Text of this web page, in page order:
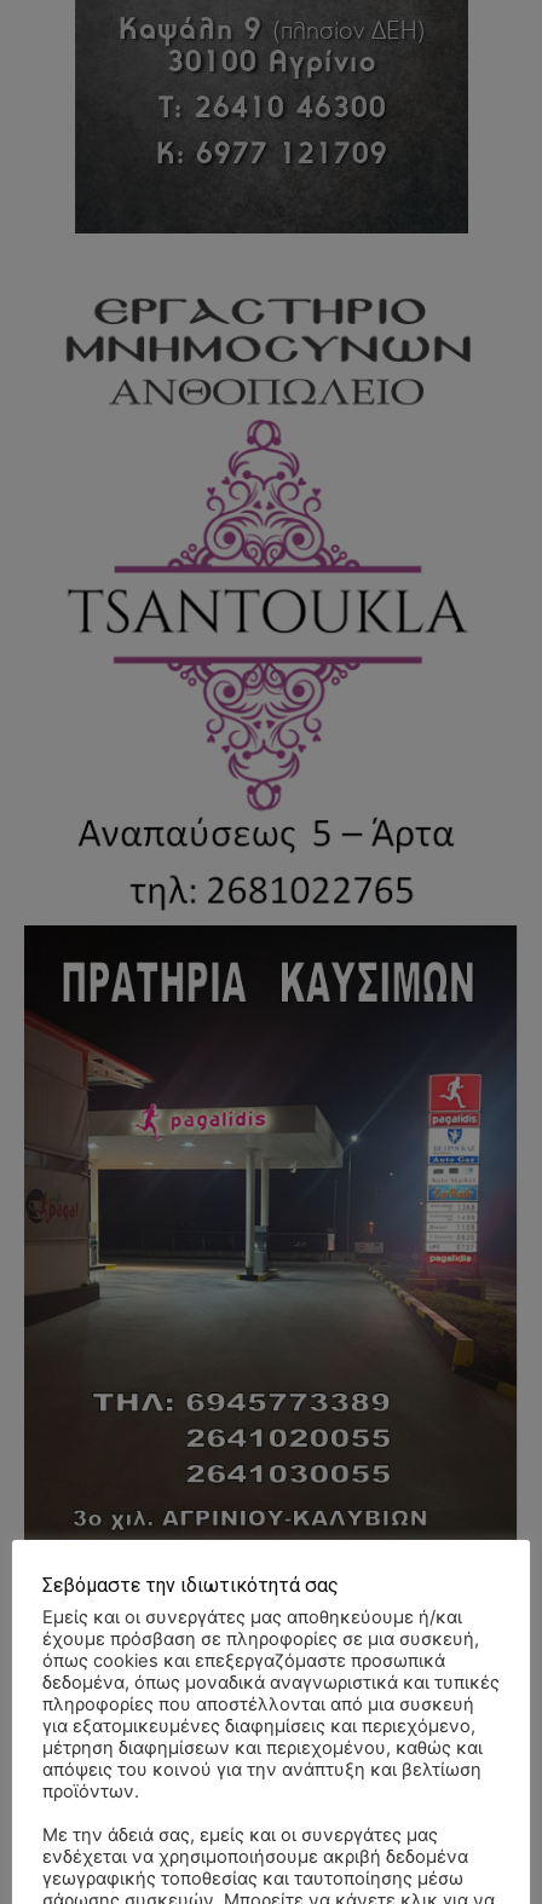
Σεβόμαστε την ιδιωτικότητά σας
Εμείς και οι συνεργάτες μας αποθηκεύουμε ή/και
έχουμε πρόσβαση σε πληροφορίες σε μια συσκευή,
όπως cookies και επεξεργαζόμαστε προσωπικά
δεδομένα, όπως μοναδικά αναγνωριστικά και τυπικές
πληροφορίες που αποστέλλονται από μια συσκευή
για εξατομικευμένες διαφημίσεις και περιεχόμενο,
μέτρηση διαφημίσεων και περιεχομένου, καθώς και
απόψεις του κοινού για την ανάπτυξη και βελτίωση
προϊόντων.
Με την άδειά σας, εμείς και οι συνεργάτες μας
ενδέχεται να χρησιμοποιήσουμε ακριβή δεδομένα
γεωγραφικής τοποθεσίας και ταυτοποίησης μέσω